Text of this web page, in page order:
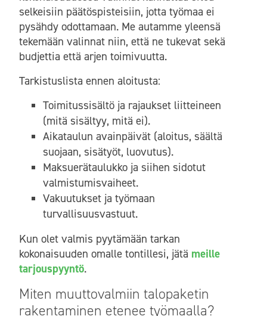
selkeisiin päätöspisteisiin, jotta työmaa ei
pysähdy odottamaan. Me autamme yleensä
tekemään valinnat niin, että ne tukevat sekä
budjettia että arjen toimivuutta.
Tarkistuslista ennen aloitusta:
Toimitussisältö ja rajaukset liitteineen
(mitä sisältyy, mitä ei).
Aikataulun avainpäivät (aloitus, säältä
suojaan, sisätyöt, luovutus).
Maksuerätaulukko ja siihen sidotut
valmistumisvaiheet.
Vakuutukset ja työmaan
turvallisuusvastuut.
Kun olet valmis pyytämään tarkan
kokonaisuuden omalle tontillesi, jätä meille
tarjouspyyntö.
Miten muuttovalmiin talopaketin
rakentaminen etenee työmaalla?